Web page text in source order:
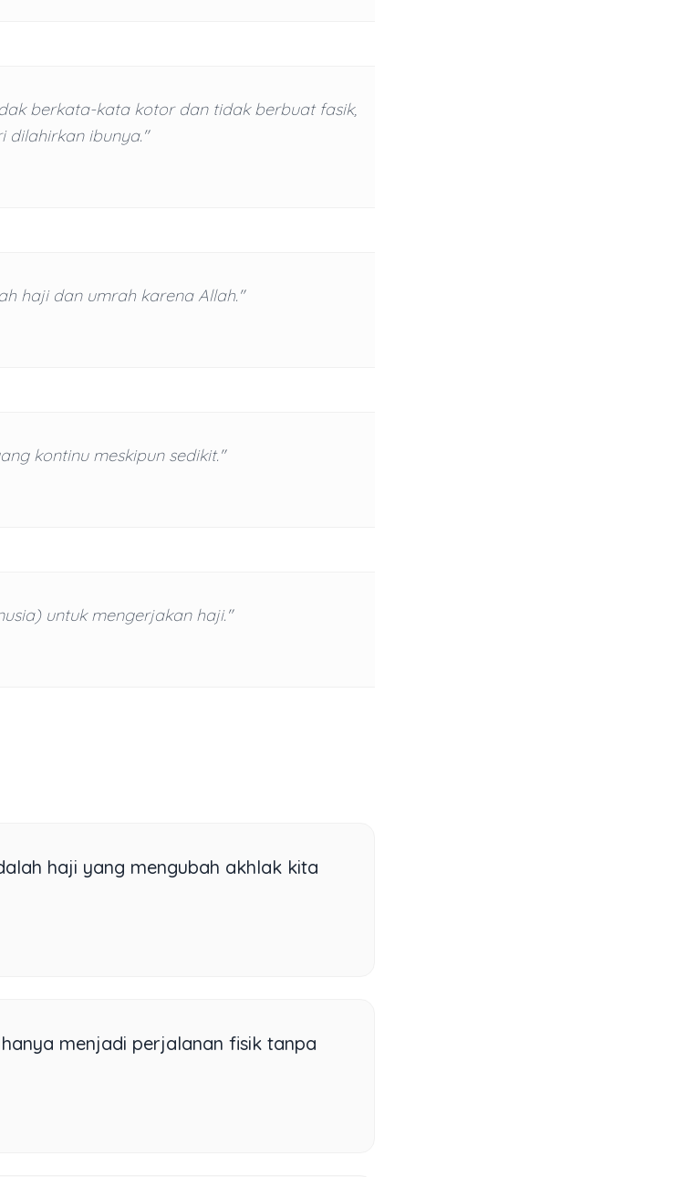
berkata-kata kotor dan tidak berbuat fasik,
dilahirkan ibunya."
haji dan umrah karena Allah."
kontinu meskipun sedikit."
untuk mengerjakan haji."
haji yang mengubah akhlak kita
menjadi perjalanan fisik tanpa